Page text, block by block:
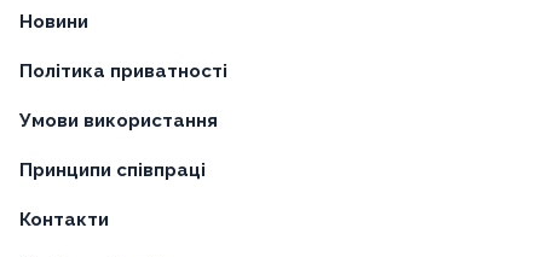
Новини
Політика приватності
Умови використання
Принципи співпраці
Контакти